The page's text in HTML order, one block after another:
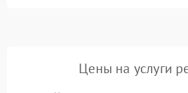
Цены на услуги